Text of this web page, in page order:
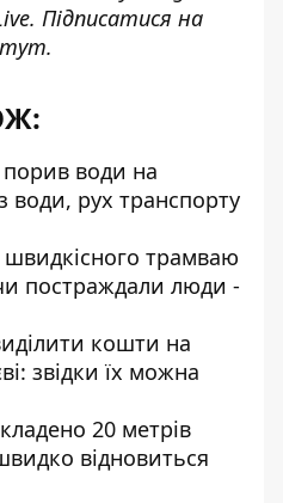
. Підписатися на
тут.
води на
води, рух транспорту
швидкісного трамваю
постраждали люди -
кошти на
звідки їх можна
20 метрів
відновиться